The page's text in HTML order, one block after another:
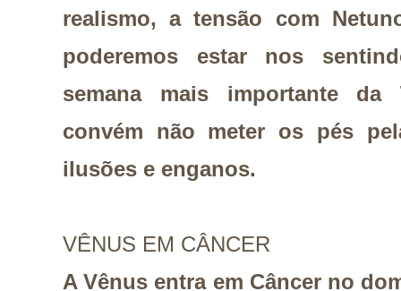
realismo, a tensão com
poderemos estar nos
semana mais importante da
convém não meter os pés
ilusões e enganos.
VÊNUS EM CÂNCER
A Vênus entra em Câncer no